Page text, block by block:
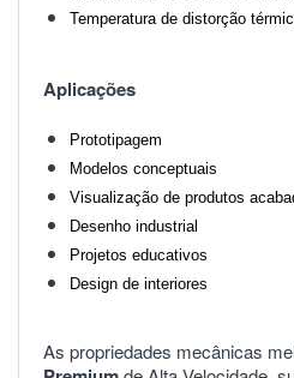
Temperatura de distorção
Aplicações
Prototipagem
Modelos conceptuais
Visualização de produtos
Desenho industrial
Projetos educativos
Design de interiores
As propriedades mecânicas